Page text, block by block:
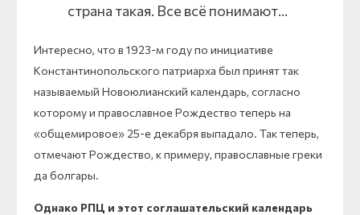
страна такая. Все всё понимают…
Интересно, что в 1923-м году по инициативе
Константинопольского патриарха был принят так
называемый Новоюлианский календарь, согласно
которому и православное Рождество теперь на
«общемировое» 25-е декабря выпадало. Так теперь,
отмечают Рождество, к примеру, православные греки
да болгары.
Однако РПЦ и этот соглашательский календарь